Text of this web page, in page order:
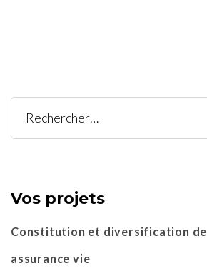
Rechercher :
Vos projets
Constitution et diversification
assurance vie